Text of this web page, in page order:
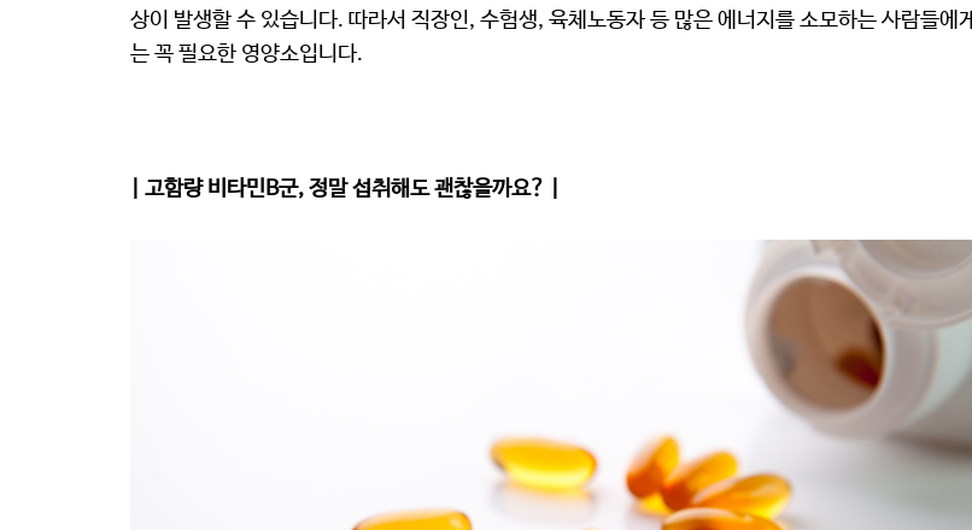
상이 발생할 수 있습니다. 따라서 직장인, 수험생, 육체노동자 등 많은 에너지를 소모하는 사람들에게
는 꼭 필요한 영양소입니다.
| 고함량 비타민B군, 정말 섭취해도 괜찮을까요? |